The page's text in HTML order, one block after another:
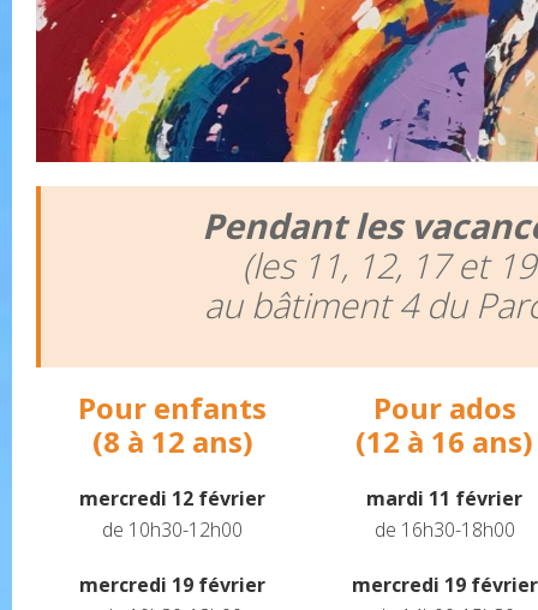
Pendant les
(les 11, 12, 17 et
au bâtiment 4 du
Pour enfants
(8 à 12 ans)
mercredi 12 février
de 10h30-12h00
mercredi 19 février
Pour ados
(12 à 16 ans)
mardi 11 février
de 16h30-18h00
mercredi 19 février